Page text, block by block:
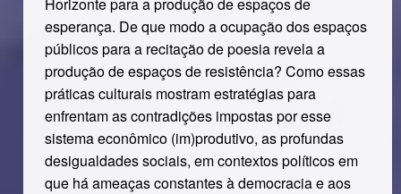
esperança. De que modo a ocupação dos espaços
públicos para a recitação de poesia revela a
produção de espaços de resistência? Como essas
práticas culturais mostram estratégias para
enfrentam as contradições impostas por esse
sistema econômico (im)produtivo, as profundas
desigualdades sociais, em contextos políticos em
que há ameaças constantes à democracia e aos